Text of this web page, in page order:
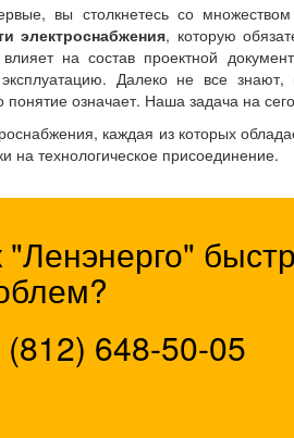
вы столкнетесь со
электроснабжения, которую
на состав проектной
Далеко не все знают,
означает. Наша задача на
каждая из которых
на технологическое присоединение.
(812) 648-50-05